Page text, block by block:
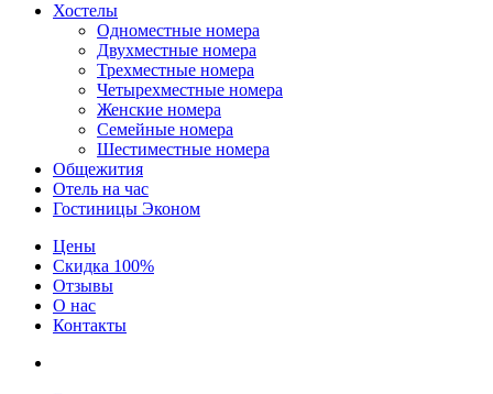
Хостелы
Одноместные номера
Двухместные номера
Трехместные номера
Четырехместные номера
Женские номера
Семейные номера
Шестиместные номера
Общежития
Отель на час
Гостиницы Эконом
Цены
Скидка 100%
Отзывы
О нас
Контакты